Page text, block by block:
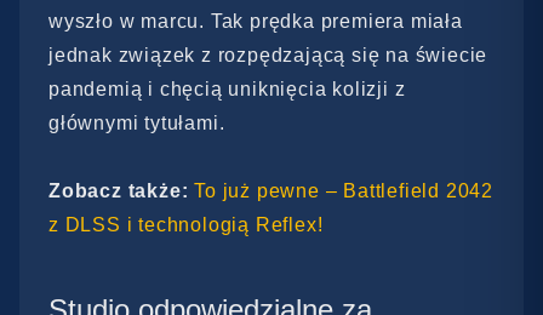
wyszło w marcu. Tak prędka premiera miała
jednak związek z rozpędzającą się na świecie
pandemią i chęcią uniknięcia kolizji z
głównymi tytułami.
Zobacz także:To już pewne – Battlefield 2042
z DLSS i technologią Reflex!